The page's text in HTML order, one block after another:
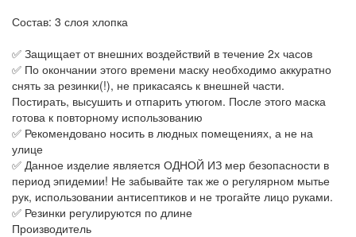
Состав: 3 слоя хлопка
✅ Защищает от внешних воздействий в течение 2х часов
✅ По окончании этого времени маску необходимо аккуратно
снять за резинки(!), не прикасаясь к внешней части.
Постирать, высушить и отпарить утюгом. После этого маска
готова к повторному использованию
✅ Рекомендовано носить в людных помещениях, а не на
улице
✅ Данное изделие является ОДНОЙ ИЗ мер безопасности в
период эпидемии! Не забывайте так же о регулярном мытье
рук, использовании антисептиков и не трогайте лицо руками.
✅ Резинки регулируются по длине
Производитель